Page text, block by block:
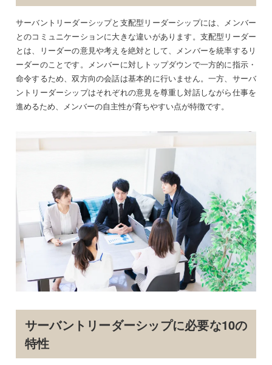
サーバントリーダーシップと支配型リーダーシップには、メンバー
とのコミュニケーションに大きな違いがあります。支配型リーダー
とは、リーダーの意見や考えを絶対として、メンバーを統率するリ
ーダーのことです。メンバーに対しトップダウンで一方的に指示・
命令するため、双方向の会話は基本的に行いません。一方、サーバ
ントリーダーシップはそれぞれの意見を尊重し対話しながら仕事を
進めるため、メンバーの自主性が育ちやすい点が特徴です。
サーバントリーダーシップに必要な10の
特性